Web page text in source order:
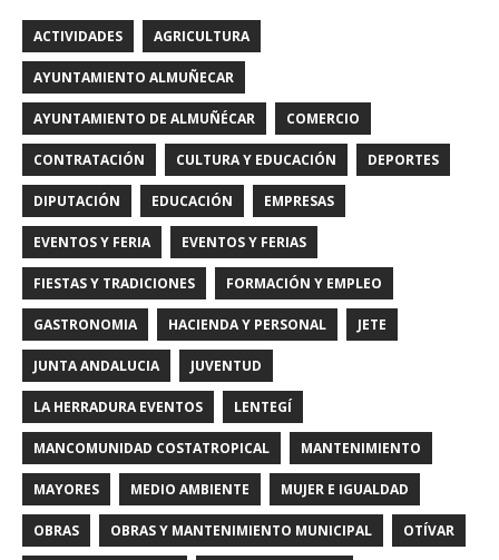
ACTIVIDADES AGRICULTURA
AYUNTAMIENTO ALMUÑECAR
AYUNTAMIENTO DE ALMUÑÉCAR COMERCIO
CONTRATACIÓN CULTURA Y EDUCACIÓN DEPORTES
DIPUTACIÓN EDUCACIÓN EMPRESAS
EVENTOS Y FERIA EVENTOS Y FERIAS
FIESTAS Y TRADICIONES FORMACIÓN Y EMPLEO
GASTRONOMIA HACIENDA Y PERSONAL JETE
JUNTA ANDALUCIA JUVENTUD
LA HERRADURA EVENTOS LENTEGÍ
MANCOMUNIDAD COSTATROPICAL MANTENIMIENTO
MAYORES MEDIO AMBIENTE MUJER E IGUALDAD
OBRAS OBRAS Y MANTENIMIENTO MUNICIPAL OTÍVAR